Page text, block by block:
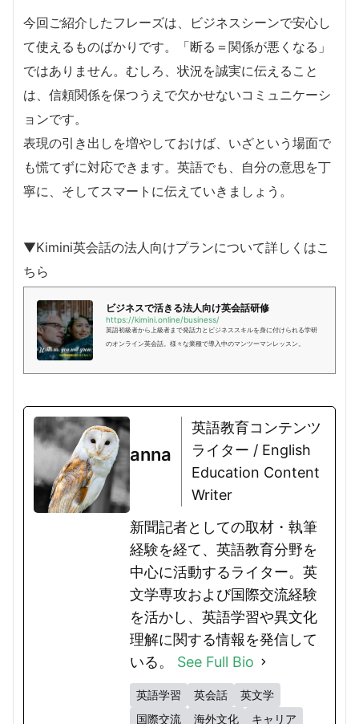
今回ご紹介したフレーズは、ビジネスシーンで安心し
て使えるものばかりです。「断る＝関係が悪くなる」
ではありません。むしろ、状況を誠実に伝えること
は、信頼関係を保つうえで欠かせないコミュニケーシ
ョンです。
表現の引き出しを増やしておけば、いざという場面で
も慌てずに対応できます。英語でも、自分の意思を丁
寧に、そしてスマートに伝えていきましょう。
▼Kimini英会話の法人向けプランについて詳しくはこ
ちら
ビジネスで活きる法人向け英会話研修
https://kimini.online/business/
英語初級者から上級者まで発話力とビジネススキルを身に付けられる学研
のオンライン英会話。様々な業種で導入中のマンツーマンレッスン。
anna
英語教育コンテンツ
ライター / English
Education Content
Writer
新聞記者としての取材・執筆
経験を経て、英語教育分野を
中心に活動するライター。英
文学専攻および国際交流経験
を活かし、英語学習や異文化
理解に関する情報を発信して
いる。 See Full Bio
英語学習 英会話
英文学
国際交流
海外文化
キャリア